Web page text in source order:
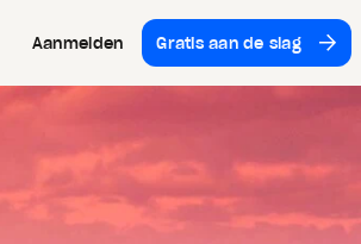
Aan­melden Gratis aan de slag